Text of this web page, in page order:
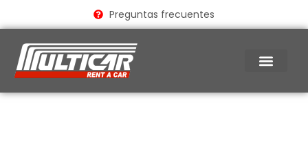
Preguntas frecuentes